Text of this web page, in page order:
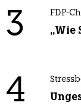
3 FDP-
„Wie
4